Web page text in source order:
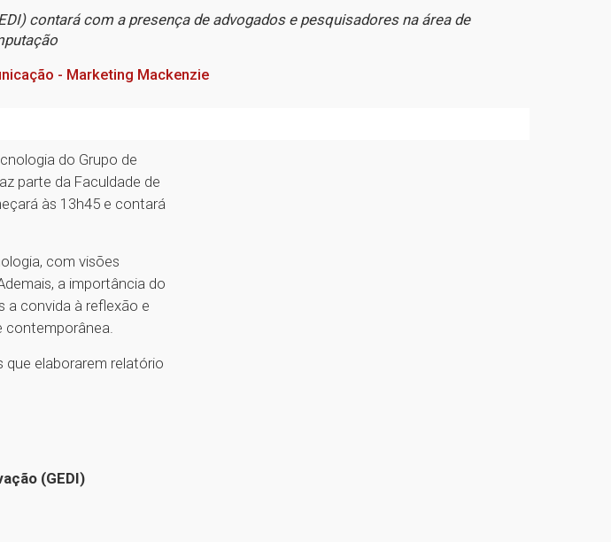
contará com a presença de advogados e pesquisadores na área de
- Marketing Mackenzie
do Grupo de
parte da Faculdade de
às 13h45 e contará
com visões
a importância do
a convida à reflexão e
contemporânea.
que elaborarem relatório
(GEDI)